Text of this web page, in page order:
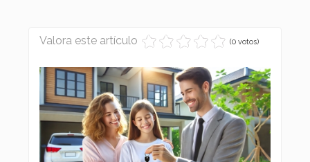
Valora este artículo (0 votos)